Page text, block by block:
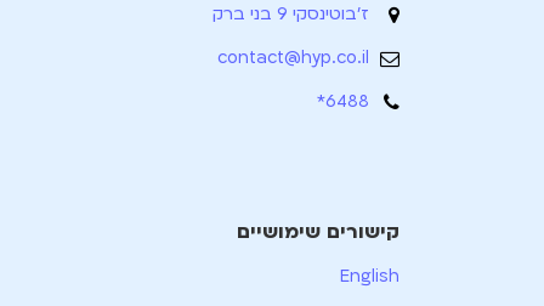
ז'בוטינסקי 9 בני ברק
contact@hyp.co.il
6488*
קישורים שימושיים
English